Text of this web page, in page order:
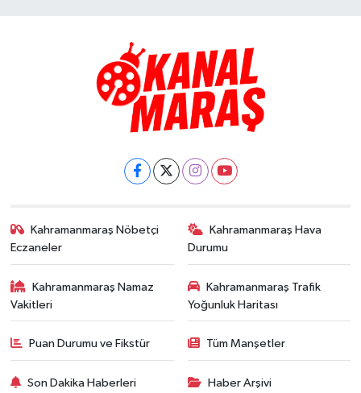
Kahramanmaraş Nöbetçi
Eczaneler
Kahramanmaraş Hava
Durumu
Kahramanmaraş Namaz
Vakitleri
Kahramanmaraş Trafik
Yoğunluk Haritası
Puan Durumu ve Fikstür Tüm Manşetler
Son Dakika Haberleri Haber Arşivi